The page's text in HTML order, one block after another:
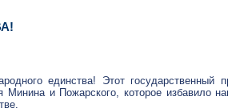
единства! Этот
Минина и Пожарского, которое избавило